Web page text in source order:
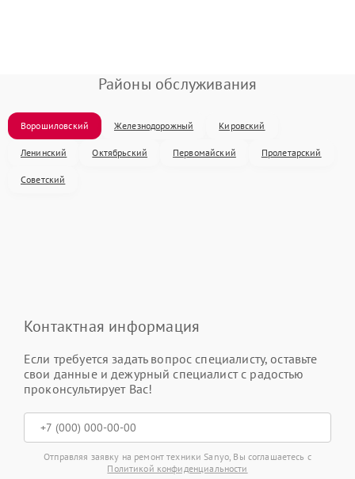
Районы обслуживания
Ворошиловский Железнодорожный Кировский
Ленинский Октябрьский Первомайский Пролетарский
Советский
Контактная информация
Если требуется задать вопрос специалисту, оставьте
свои данные и дежурный специалист с радостью
проконсультирует Вас!
Отправляя заявку на ремонт техники Sanyo, Вы соглашаетесь с
Политикой конфиденциальности